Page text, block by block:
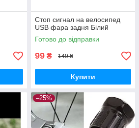
Стоп сигнал на велосипед
USB фара задня Білий
Готово до відправки
99 ₴ 149 ₴
Купити
–25%